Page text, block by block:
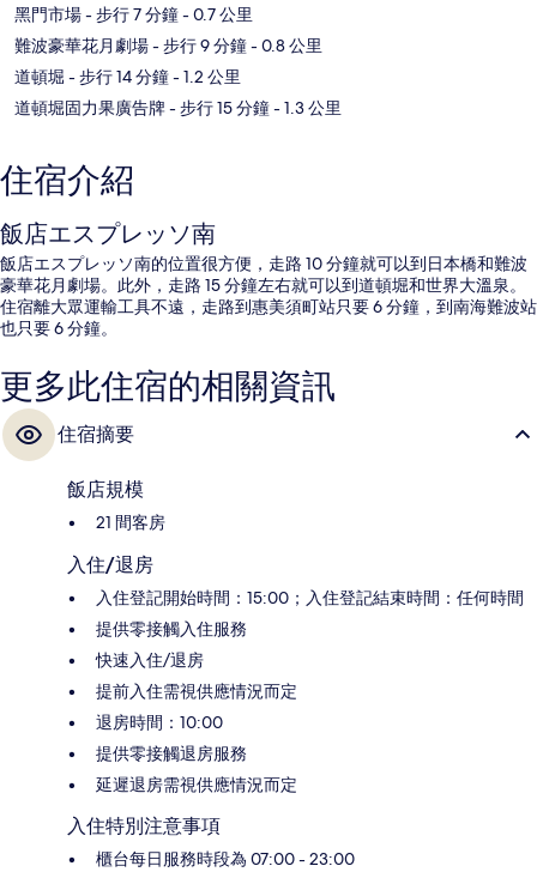
黑門市場- 步行 7 分鐘- 0.7 公里
難波豪華花月劇場- 步行 9 分鐘- 0.8 公里
道頓堀 - 步行 14 分鐘- 1.2 公里
道頓堀固力果廣告牌- 步行 15 分鐘- 1.3 公里
住宿介紹
飯店エスプレッソ南
飯店エスプレッソ南的位置很方便，走路 10 分鐘就可以到日本橋和難波
豪華花月劇場。此外，走路 15 分鐘左右就可以到道頓堀和世界大溫泉。
住宿離大眾運輸工具不遠，走路到惠美須町站只要 6 分鐘，到南海難波站
也只要 6 分鐘。
更多此住宿的相關資訊
住宿摘要
飯店規模
21 間客房
入住/退房
入住登記開始時間：15:00；入住登記結束時間：任何時間
提供零接觸入住服務
快速入住/退房
提前入住需視供應情況而定
退房時間：10:00
提供零接觸退房服務
延遲退房需視供應情況而定
入住特別注意事項
櫃台每日服務時段為 07:00 - 23:00